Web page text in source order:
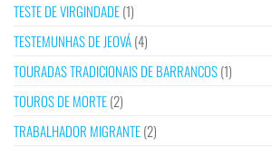
TESTE DE VIRGINDADE(1)
TESTEMUNHAS DE JEOVÁ(4)
TOURADAS TRADICIONAIS DE BARRANCOS(1)
TOUROS DE MORTE(2)
TRABALHADOR MIGRANTE(2)